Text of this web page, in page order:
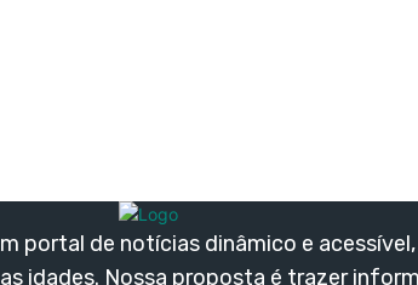
portal de notícias dinâmico e
idades. Nossa proposta é trazer